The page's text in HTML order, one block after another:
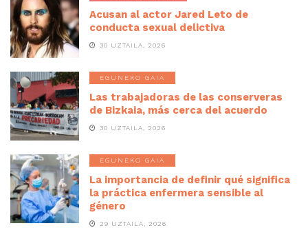
Acusan al actor Jared Leto de
conducta sexual delictiva
30 UZTAILA, 2026
EGUNEKO GAIA
Las trabajadoras de las conserveras
de Bizkaia, más cerca del acuerdo
30 UZTAILA, 2026
EGUNEKO GAIA
La importancia de definir qué significa
la práctica enfermera sensible al
género
29 UZTAILA, 2026